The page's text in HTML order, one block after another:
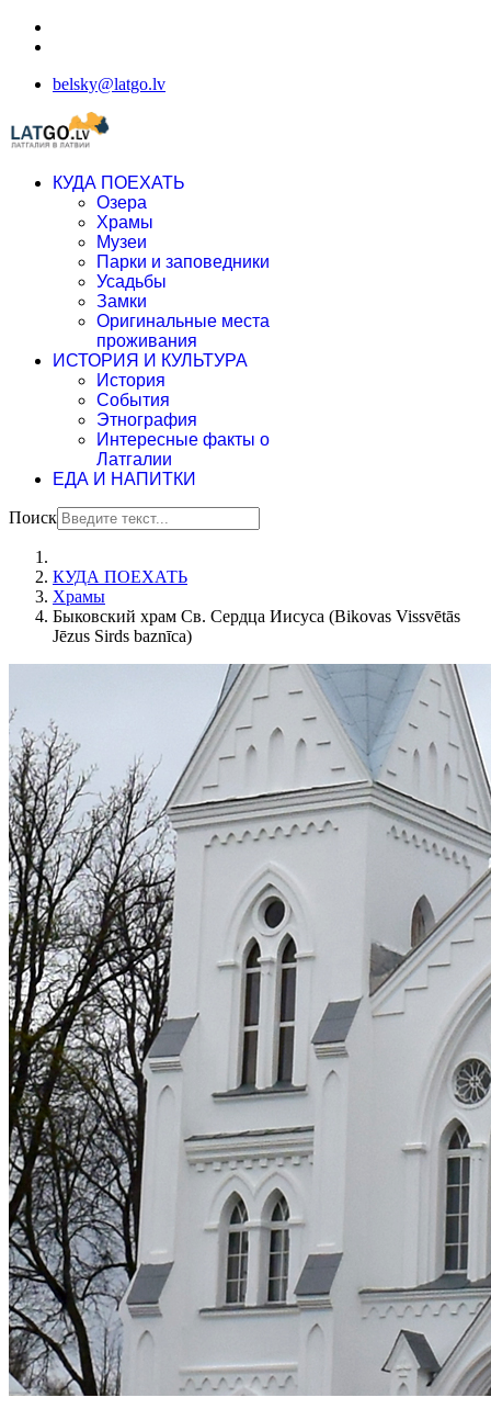
belsky@latgo.lv
КУДА ПОЕХАТЬ
Озера
Храмы
Музеи
Парки и заповедники
Усадьбы
Замки
Оригинальные места
проживания
ИСТОРИЯ И КУЛЬТУРА
История
События
Этнография
Интересные факты о
Латгалии
ЕДА И НАПИТКИ
Поиск
КУДА ПОЕХАТЬ
Храмы
Быковский храм Св. Сердца Иисуса (Bikovas Vissvētās
Jēzus Sirds baznīca)